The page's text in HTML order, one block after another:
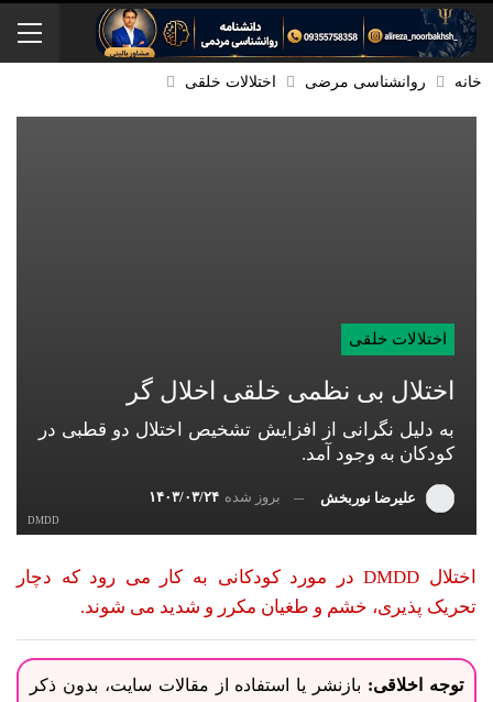
خانه روانشناسی مرضی اختلالات خلقی
اختلالات خلقی
اختلال بی نظمی خلقی اخلال گر
به دلیل نگرانی از افزایش تشخیص اختلال دو قطبی در
کودکان به وجود آمد.
علیرضا نوربخش بروز شده ۱۴۰۳/۰۳/۲۴
DMDD
اختلال DMDD در مورد کودکانی به کار می رود که دچار
تحریک پذیری، خشم و طغیان مکرر و شدید می شوند.
توجه اخلاقی: بازنشر یا استفاده از مقالات سایت، بدون ذکر